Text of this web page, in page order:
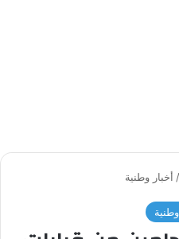
/ أخبار وطنية